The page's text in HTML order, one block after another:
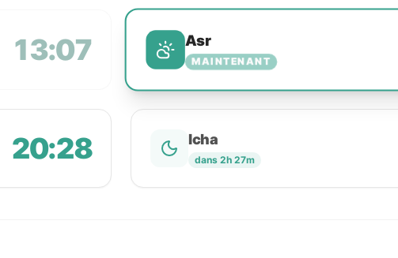
13:07 Asr
MAINTENANT
20:28 Icha
dans 2h 27m